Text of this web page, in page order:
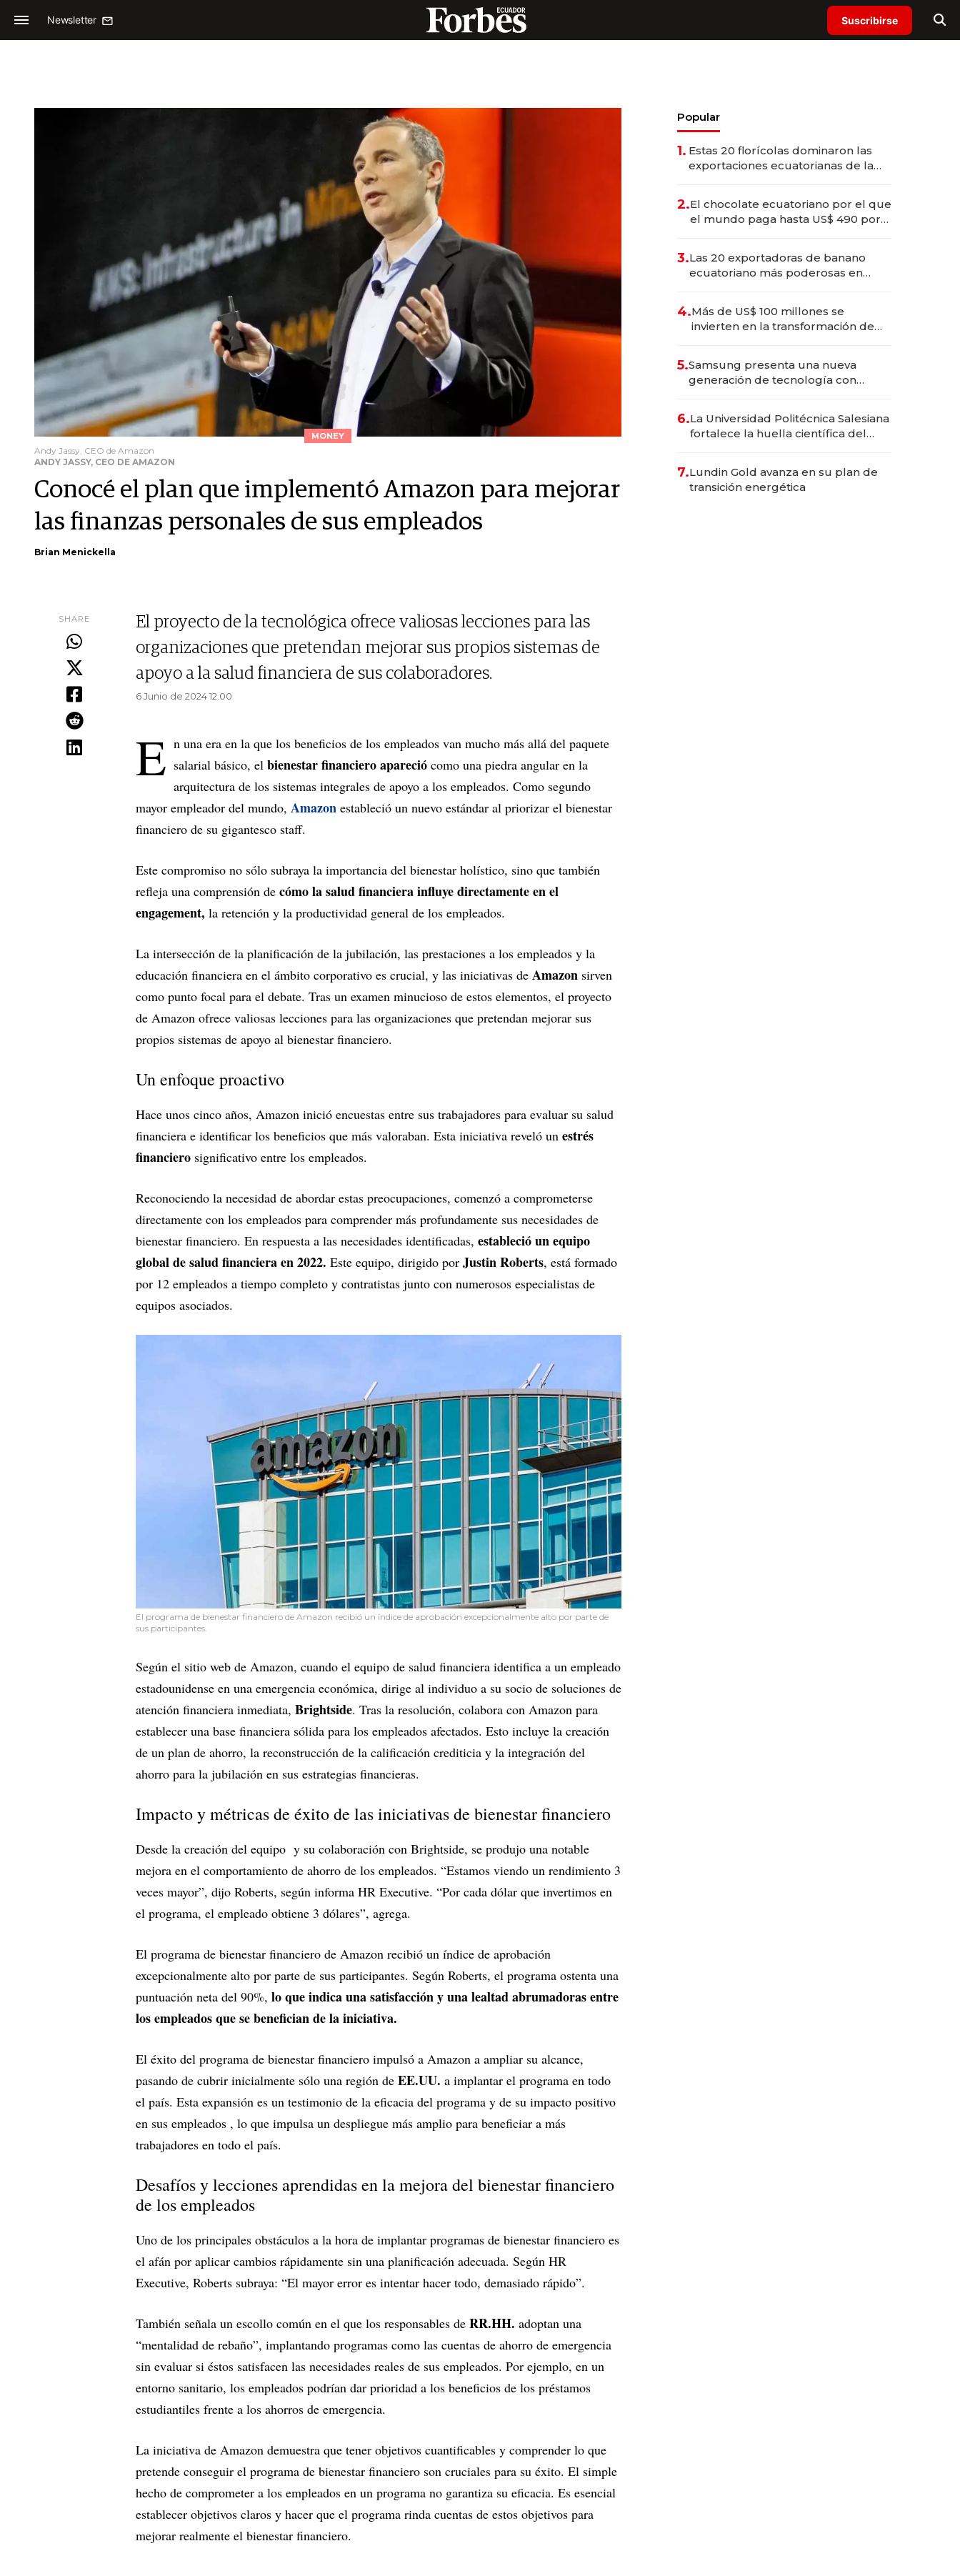
Newsletter Suscribirse
MONEY
Andy Jassy, CEO de Amazon
ANDY JASSY, CEO DE AMAZON
Conocé el plan que implementó Amazon para mejorar
las finanzas personales de sus empleados
Brian Menickella
SHARE
El proyecto de la tecnológica ofrece valiosas lecciones para las
organizaciones que pretendan mejorar sus propios sistemas de
apoyo a la salud financiera de sus colaboradores.
6 Junio de 2024 12.00
E n una era en la que los beneficios de los empleados van mucho más allá del paquete
salarial básico, el bienestar financiero apareció como una piedra angular en la
arquitectura de los sistemas integrales de apoyo a los empleados. Como segundo
mayor empleador del mundo, Amazon estableció un nuevo estándar al priorizar el bienestar
financiero de su gigantesco staff.
Este compromiso no sólo subraya la importancia del bienestar holístico, sino que también
refleja una comprensión de cómo la salud financiera influye directamente en el
engagement, la retención y la productividad general de los empleados.
La intersección de la planificación de la jubilación, las prestaciones a los empleados y la
educación financiera en el ámbito corporativo es crucial, y las iniciativas de Amazon sirven
como punto focal para el debate. Tras un examen minucioso de estos elementos, el proyecto
de Amazon ofrece valiosas lecciones para las organizaciones que pretendan mejorar sus
propios sistemas de apoyo al bienestar financiero.
Un enfoque proactivo
Hace unos cinco años, Amazon inició encuestas entre sus trabajadores para evaluar su salud
financiera e identificar los beneficios que más valoraban. Esta iniciativa reveló un estrés
financiero significativo entre los empleados.
Reconociendo la necesidad de abordar estas preocupaciones, comenzó a comprometerse
directamente con los empleados para comprender más profundamente sus necesidades de
bienestar financiero. En respuesta a las necesidades identificadas, estableció un equipo
global de salud financiera en 2022. Este equipo, dirigido por Justin Roberts, está formado
por 12 empleados a tiempo completo y contratistas junto con numerosos especialistas de
equipos asociados.
El programa de bienestar financiero de Amazon recibió un índice de aprobación excepcionalmente alto por parte de
sus participantes.
Según el sitio web de Amazon, cuando el equipo de salud financiera identifica a un empleado
estadounidense en una emergencia económica, dirige al individuo a su socio de soluciones de
atención financiera inmediata, Brightside. Tras la resolución, colabora con Amazon para
establecer una base financiera sólida para los empleados afectados. Esto incluye la creación
de un plan de ahorro, la reconstrucción de la calificación crediticia y la integración del
ahorro para la jubilación en sus estrategias financieras.
Impacto y métricas de éxito de las iniciativas de bienestar financiero
Desde la creación del equipo y su colaboración con Brightside, se produjo una notable
mejora en el comportamiento de ahorro de los empleados. “Estamos viendo un rendimiento 3
veces mayor”, dijo Roberts, según informa HR Executive. “Por cada dólar que invertimos en
el programa, el empleado obtiene 3 dólares”, agrega.
El programa de bienestar financiero de Amazon recibió un índice de aprobación
excepcionalmente alto por parte de sus participantes. Según Roberts, el programa ostenta una
puntuación neta del 90%, lo que indica una satisfacción y una lealtad abrumadoras entre
los empleados que se benefician de la iniciativa.
El éxito del programa de bienestar financiero impulsó a Amazon a ampliar su alcance,
pasando de cubrir inicialmente sólo una región de EE.UU. a implantar el programa en todo
el país. Esta expansión es un testimonio de la eficacia del programa y de su impacto positivo
en sus empleados , lo que impulsa un despliegue más amplio para beneficiar a más
trabajadores en todo el país.
Desafíos y lecciones aprendidas en la mejora del bienestar financiero
de los empleados
Uno de los principales obstáculos a la hora de implantar programas de bienestar financiero es
el afán por aplicar cambios rápidamente sin una planificación adecuada. Según HR
Executive, Roberts subraya: “El mayor error es intentar hacer todo, demasiado rápido”.
También señala un escollo común en el que los responsables de RR.HH. adoptan una
“mentalidad de rebaño”, implantando programas como las cuentas de ahorro de emergencia
sin evaluar si éstos satisfacen las necesidades reales de sus empleados. Por ejemplo, en un
entorno sanitario, los empleados podrían dar prioridad a los beneficios de los préstamos
estudiantiles frente a los ahorros de emergencia.
La iniciativa de Amazon demuestra que tener objetivos cuantificables y comprender lo que
pretende conseguir el programa de bienestar financiero son cruciales para su éxito. El simple
hecho de comprometer a los empleados en un programa no garantiza su eficacia. Es esencial
establecer objetivos claros y hacer que el programa rinda cuentas de estos objetivos para
mejorar realmente el bienestar financiero.
Popular
1. Estas 20 florícolas dominaron las
exportaciones ecuatorianas de la
2.El chocolate ecuatoriano por el que
el mundo paga hasta US$ 490 por
3.Las 20 exportadoras de banano
ecuatoriano más poderosas en
4.Más de US$ 100 millones se
invierten en la transformación de
5.Samsung presenta una nueva
generación de tecnología con
6.La Universidad Politécnica Salesiana
fortalece la huella científica del
7.Lundin Gold avanza en su plan de
transición energética